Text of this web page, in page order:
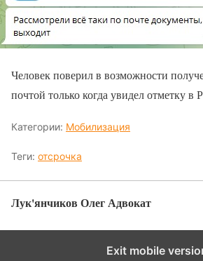
Человек поверил в возможности
почтой только когда увидел отметку в
Категории: Мобилизация
Теги: отсрочка
Лук'янчиков Олег Адвокат
Exit mobile